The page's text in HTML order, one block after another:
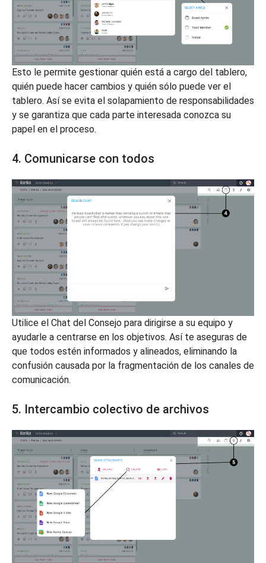
Esto le permite gestionar quién está a cargo del tablero,
quién puede hacer cambios y quién sólo puede ver el
tablero. Así se evita el solapamiento de responsabilidades
y se garantiza que cada parte interesada conozca su
papel en el proceso.
4. Comunicarse con todos
Utilice el Chat del Consejo para dirigirse a su equipo y
ayudarle a centrarse en los objetivos. Así te aseguras de
que todos estén informados y alineados, eliminando la
confusión causada por la fragmentación de los canales de
comunicación.
5. Intercambio colectivo de archivos